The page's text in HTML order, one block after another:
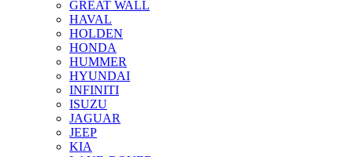
GREAT WALL
HAVAL
HOLDEN
HONDA
HUMMER
HYUNDAI
INFINITI
ISUZU
JAGUAR
JEEP
KIA